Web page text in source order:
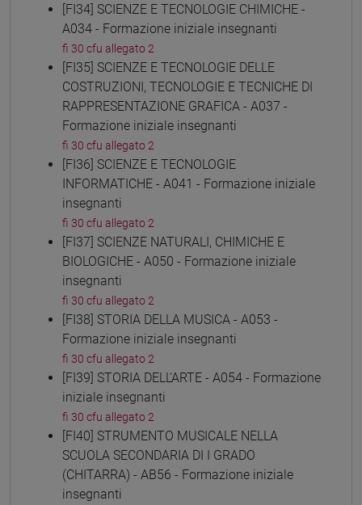
[FI34] SCIENZE E TECNOLOGIE CHIMICHE -
A034 - Formazione iniziale insegnanti
fi 30 cfu allegato 2
[FI35] SCIENZE E TECNOLOGIE DELLE
COSTRUZIONI, TECNOLOGIE E TECNICHE DI
RAPPRESENTAZIONE GRAFICA - A037 -
Formazione iniziale insegnanti
fi 30 cfu allegato 2
[FI36] SCIENZE E TECNOLOGIE
INFORMATICHE - A041 - Formazione iniziale
insegnanti
fi 30 cfu allegato 2
[FI37] SCIENZE NATURALI, CHIMICHE E
BIOLOGICHE - A050 - Formazione iniziale
insegnanti
fi 30 cfu allegato 2
[FI38] STORIA DELLA MUSICA - A053 -
Formazione iniziale insegnanti
fi 30 cfu allegato 2
[FI39] STORIA DELL'ARTE - A054 - Formazione
iniziale insegnanti
fi 30 cfu allegato 2
[FI40] STRUMENTO MUSICALE NELLA
SCUOLA SECONDARIA DI I GRADO
(CHITARRA) - AB56 - Formazione iniziale
insegnanti